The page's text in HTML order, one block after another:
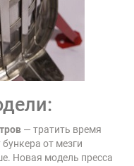
— тратить время
от мезги
Новая модель пресса